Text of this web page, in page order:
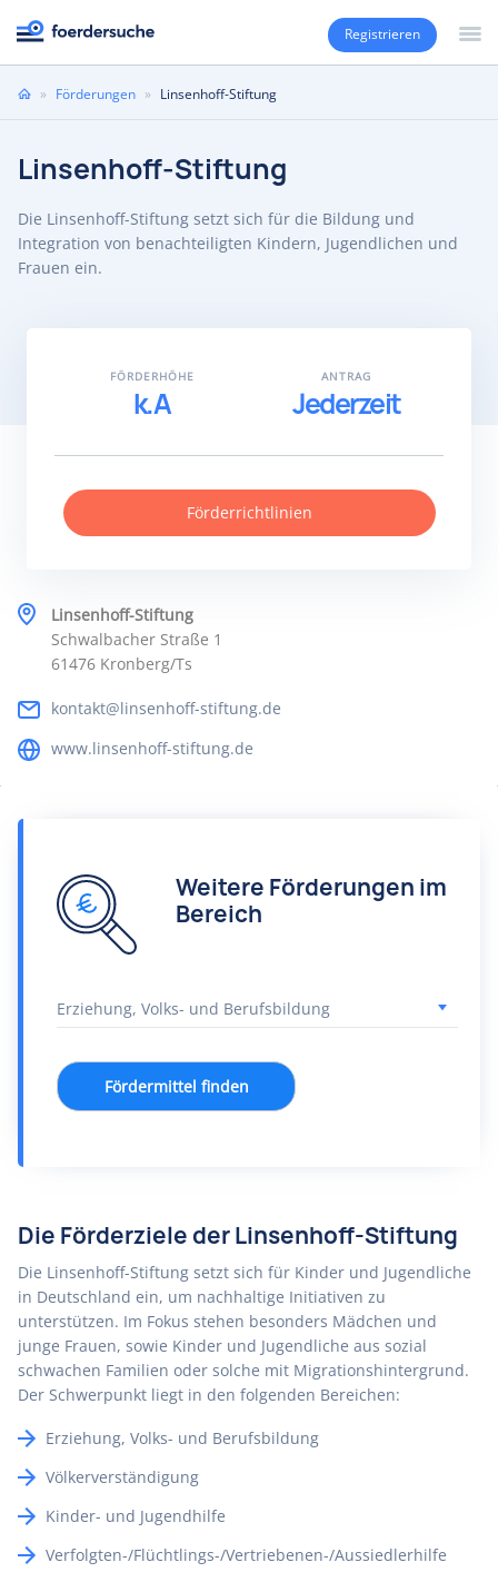
Registrieren
Sie» Förderungen » Linsenhoff-Stiftung
Linsenhoff-Stiftung
Die Linsenhoff-Stiftung setzt sich für die Bildung und
Integration von benachteiligten Kindern, Jugendlichen und
Frauen ein.
Linsenhoff-Stiftung
Schwalbacher Straße 1
61476 Kronberg/Ts
kontakt@linsenhoff-stiftung.de
www.linsenhoff-stiftung.de
FÖRDERHÖHE
k.A
ANTRAG
Jederzeit
Förderrichtlinien
Weitere Förderungen im
Bereich
Fördermittel finden
Die Förderziele der Linsenhoff-Stiftung
Die Linsenhoff-Stiftung setzt sich für Kinder und Jugendliche
in Deutschland ein, um nachhaltige Initiativen zu
unterstützen. Im Fokus stehen besonders Mädchen und
junge Frauen, sowie Kinder und Jugendliche aus sozial
schwachen Familien oder solche mit Migrationshintergrund.
Der Schwerpunkt liegt in den folgenden Bereichen:
Erziehung, Volks- und Berufsbildung
Völkerverständigung
Kinder- und Jugendhilfe
Verfolgten-/Flüchtlings-/Vertriebenen-/Aussiedlerhilfe